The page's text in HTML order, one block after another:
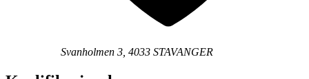
Svanholmen 3, 4033 STAVANGER